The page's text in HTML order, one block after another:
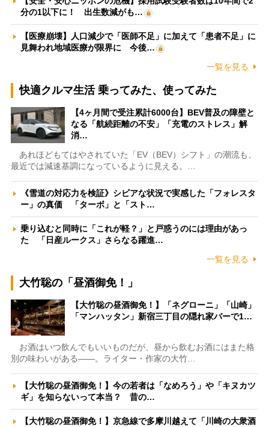
分の1以下に！ 出生数減がも…
【医療崩壊】人口減少で「医師不足」に加えて「患者不足」に
見舞われ地域医療が限界に 今後…
一覧を見る
快適クルマ生活 乗ってみた、使ってみた
【4ヶ月間で受注累計6000台】BEV普及の障壁と
なる「航続距離の不安」「充電のストレス」解
消…
あれほどもてはやされていた「EV（BEV）シフト」の潮流も、
最近では減速基調になっているように見える。…
《雪道の対応力を検証》シビアな状況で実感した「フォレスタ
ー」の真価 「ターボ」と「スト…
乗り込むと同時に「これが軽？」と戸惑うのには理由があっ
た 「日産ルークス」さらなる躍進…
一覧を見る
大竹聡の「昼酒御免！」
【大竹聡の昼酒御免！】「ネグローニ」「山崎」
「マンハッタン」新宿三丁目の隠れ家バーで1…
お酒はいつ飲んでもいいものだが、昼から飲むお酒にはまた格
別の味わいがある――。ライター・作家の大竹…
【大竹聡の昼酒御免！】今の若者は「なめろう」や「キヌカツ
ギ」を知らないって本当？ 昔の…
【大竹聡の昼酒御免！】京急線で多摩川越えて「川崎の大衆酒